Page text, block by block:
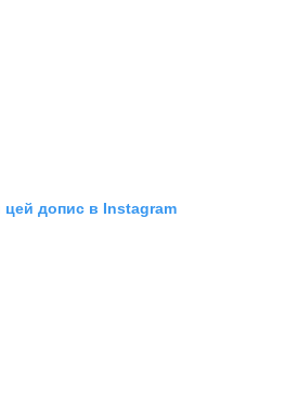
цей допис в Instagram